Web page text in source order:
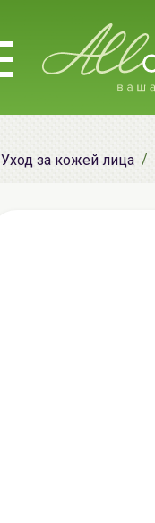
Уход за кожей лица